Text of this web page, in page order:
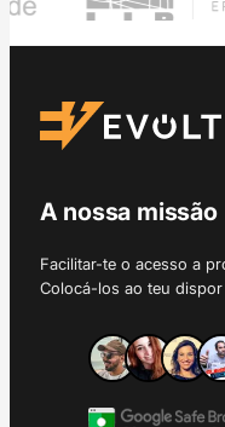
A nossa missão
Facilitar-te o acesso a
Colocá-los ao teu